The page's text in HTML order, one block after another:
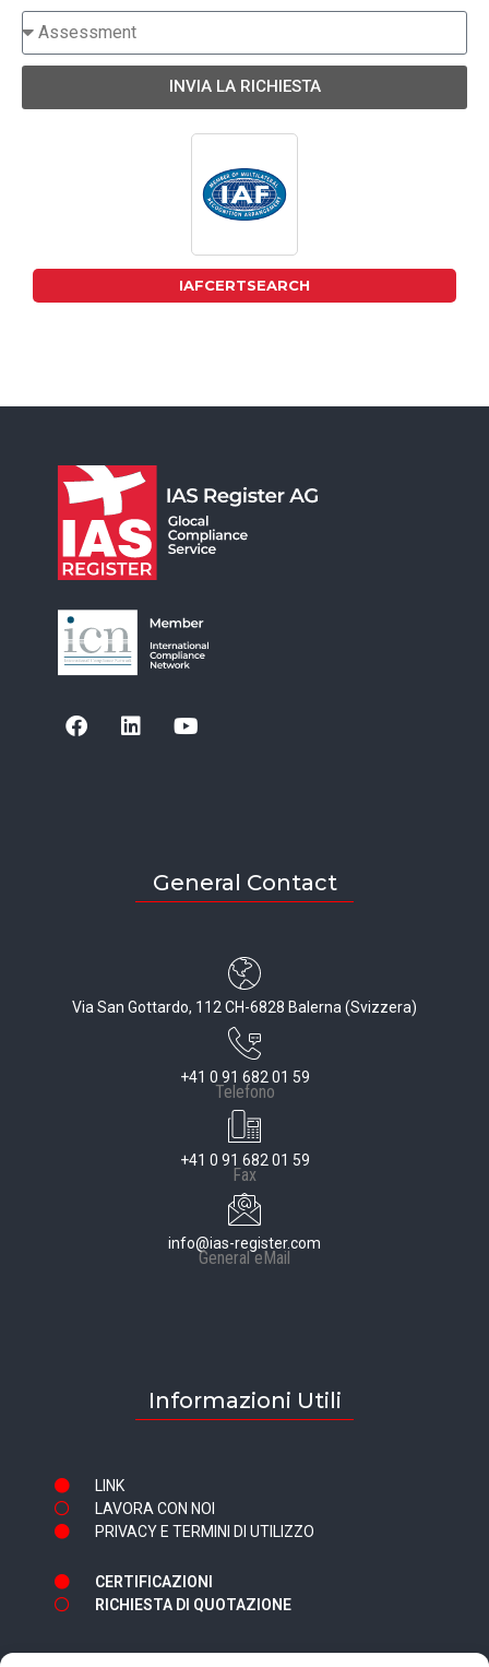
INVIA LA RICHIESTA
IAFCERTSEARCH
General Contact
Via San Gottardo, 112 CH-6828 Balerna (Svizzera)
+41 0 91 682 01 59
Telefono
+41 0 91 682 01 59
Fax
info@ias-register.com
General eMail
Informazioni Utili
LINK
LAVORA CON NOI
PRIVACY E TERMINI DI UTILIZZO
CERTIFICAZIONI
RICHIESTA DI QUOTAZIONE